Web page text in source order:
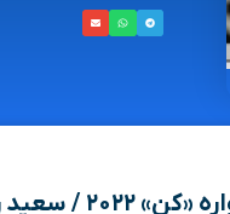
در فستیوال